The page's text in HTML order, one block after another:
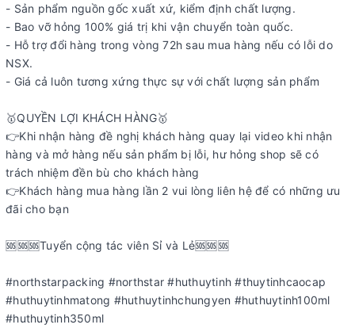
- Sản phẩm nguồn gốc xuất xứ, kiểm định chất lượng.
- Bao vỡ hỏng 100% giá trị khi vận chuyển toàn quốc.
- Hỗ trợ đổi hàng trong vòng 72h sau mua hàng nếu có lỗi do
NSX.
- Giá cả luôn tương xứng thực sự với chất lượng sản phẩm
🥇QUYỀN LỢI KHÁCH HÀNG🥇
👉Khi nhận hàng đề nghị khách hàng quay lại video khi nhận
hàng và mở hàng nếu sản phẩm bị lỗi, hư hỏng shop sẽ có
trách nhiệm đền bù cho khách hàng
👉Khách hàng mua hàng lần 2 vui lòng liên hệ để có những ưu
đãi cho bạn
️️️️️️️️️️️️️️️🆘🆘🆘Tuyển cộng tác viên Sỉ và Lẻ🆘🆘🆘
#northstarpacking #northstar #huthuytinh #thuytinhcaocap
#huthuytinhmatong #huthuytinhchungyen #huthuytinh100ml
#huthuytinh350ml